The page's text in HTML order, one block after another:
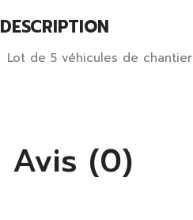
DESCRIPTION
Lot de 5 véhicules de chantier
Avis (0)